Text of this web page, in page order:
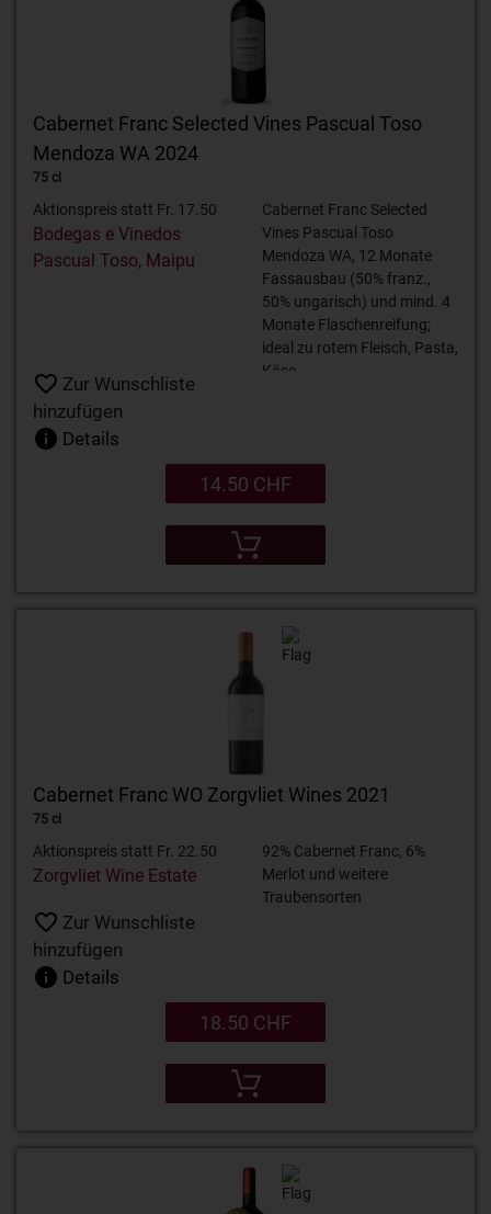
Cabernet Franc Selected Vines Pascual Toso
Mendoza WA 2024
75 cl
Aktionspreis statt Fr. 17.50
Bodegas e Vinedos
Pascual Toso, Maipu
Cabernet Franc Selected
Vines Pascual Toso
Mendoza WA, 12 Monate
Fassausbau (50% franz.,
50% ungarisch) und mind. 4
Monate Flaschenreifung;
ideal zu rotem Fleisch, Pasta,
Käse.
Zur Wunschliste
hinzufügen
Details
14.50 CHF
Cabernet Franc WO Zorgvliet Wines 2021
75 cl
Aktionspreis statt Fr. 22.50
Zorgvliet Wine Estate
92% Cabernet Franc, 6%
Merlot und weitere
Traubensorten
Zur Wunschliste
hinzufügen
Details
18.50 CHF